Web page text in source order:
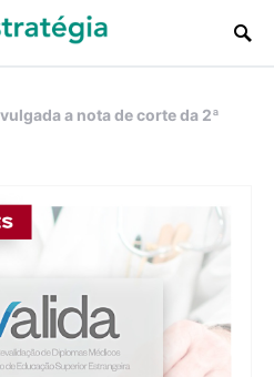
a nota de corte da 2ª